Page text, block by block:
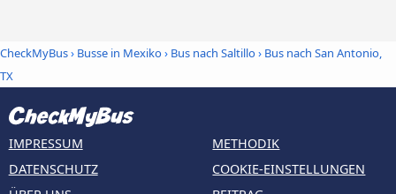
CheckMyBus› Busse in Mexiko› Bus nach Saltillo› Bus nach San Antonio,
TX
IMPRESSUM
DATENSCHUTZ
METHODIK
COOKIE-EINSTELLUNGEN